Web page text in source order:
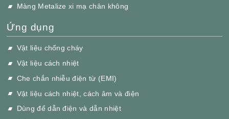
Màng Metalize xi mạ chân không
Ứng dụng
Vật liệu chống cháy
Vật liệu cách nhiệt
Che chắn nhiễu điện từ (EMI)
Vật liệu cách nhiệt, cách âm và điện
Dùng để dẫn điện và dẫn nhiệt